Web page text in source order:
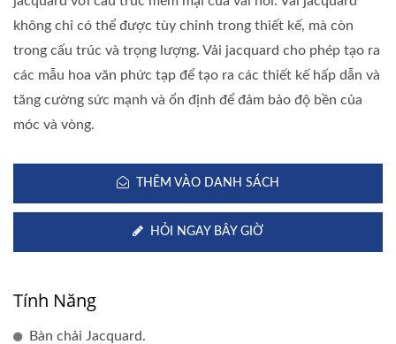
không chỉ có thể được tùy chỉnh trong thiết kế, mà còn
trong cấu trúc và trọng lượng. Vải jacquard cho phép tạo ra
các mẫu hoa văn phức tạp để tạo ra các thiết kế hấp dẫn và
tăng cường sức mạnh và ổn định để đảm bảo độ bền của
móc và vòng.
THÊM VÀO DANH SÁCH
HỎI NGAY BÂY GIỜ
Tính Năng
Bàn chải Jacquard.